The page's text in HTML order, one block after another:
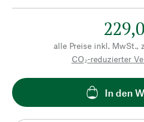
alle Preise inkl. MwSt.,
CO₂-reduzierter
In den